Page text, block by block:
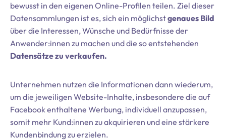
bewusst in den eigenen Online-Profilen teilen. Ziel dieser
Datensammlungen ist es, sich ein möglichstgenaues Bild
über die Interessen, Wünsche und Bedürfnisse der
Anwender:innen zu machen und die so entstehenden
Datensätze zu verkaufen.
Unternehmen nutzen die Informationen dann wiederum,
um die jeweiligen Website-Inhalte, insbesondere die auf
Facebook enthaltene Werbung, individuell anzupassen,
somit mehr Kund:innen zu akquirieren und eine stärkere
Kundenbindung zu erzielen.